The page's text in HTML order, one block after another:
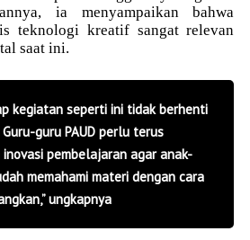
ia menyampaikan bahwa
teknologi kreatif sangat relevan
saat ini.
kegiatan seperti ini tidak berhenti
guru PAUD perlu terus
pembelajaran agar anak-
memahami materi dengan cara
ungkapnya